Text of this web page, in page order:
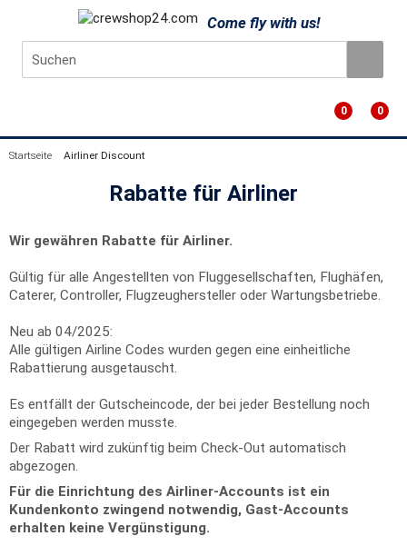
Come fly with us!
0
0
Startseite Airliner Discount
Rabatte für Airliner
Wir gewähren Rabatte für Airliner.
Gültig für alle Angestellten von Fluggesellschaften, Flughäfen,
Caterer, Controller, Flugzeughersteller oder Wartungsbetriebe.
Neu ab 04/2025:
Alle gültigen Airline Codes wurden gegen eine einheitliche
Rabattierung ausgetauscht.
Es entfällt der Gutscheincode, der bei jeder Bestellung noch
eingegeben werden musste.
Der Rabatt wird zukünftig beim Check-Out automatisch
abgezogen.
Für die Einrichtung des Airliner-Accounts ist ein
Kundenkonto zwingend notwendig, Gast-Accounts
erhalten keine Vergünstigung.